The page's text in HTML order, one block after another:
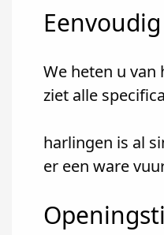
We heten u
ziet alle
harlingen is al
er een ware